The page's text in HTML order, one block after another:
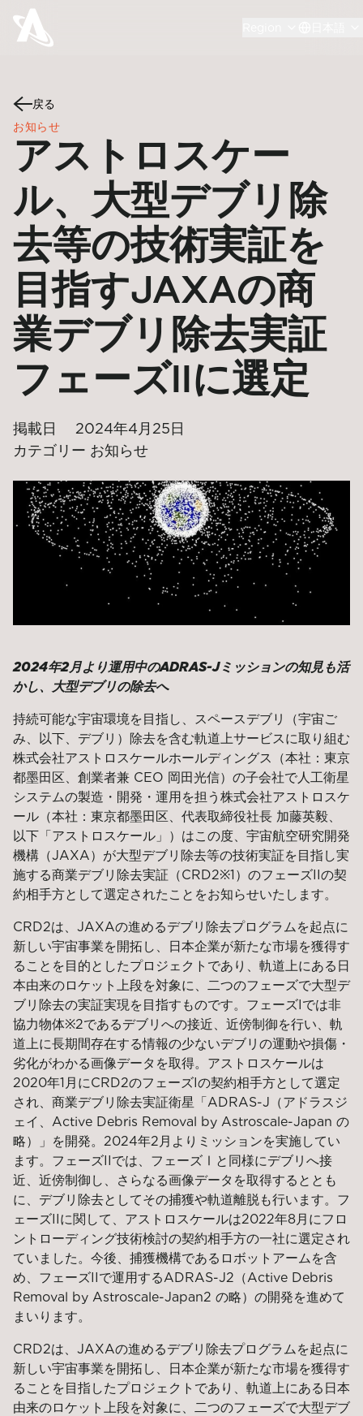
戻る
お知らせ
アストロスケー
ル、大型デブリ除
去等の技術実証を
目指すJAXAの商
業デブリ除去実証
フェーズIIに選定
掲載日
2024年4月25日
カテゴリー お知らせ
2024年2月より運用中のADRAS-Jミッションの知見も活
かし、大型デブリの除去へ
持続可能な宇宙環境を目指し、スペースデブリ（宇宙ご
み、以下、デブリ）除去を含む軌道上サービスに取り組む
株式会社アストロスケールホールディングス（本社：東京
都墨田区、創業者兼 CEO 岡田光信）の子会社で人工衛星
システムの製造・開発・運用を担う株式会社アストロスケ
ール（本社：東京都墨田区、代表取締役社長 加藤英毅、
以下「アストロスケール」）はこの度、宇宙航空研究開発
機構（JAXA）が大型デブリ除去等の技術実証を目指し実
施する商業デブリ除去実証（CRD2※1）のフェーズIIの契
約相手方として選定されたことをお知らせいたします。
CRD2は、JAXAの進めるデブリ除去プログラムを起点に
新しい宇宙事業を開拓し、日本企業が新たな市場を獲得す
ることを目的としたプロジェクトであり、軌道上にある日
本由来のロケット上段を対象に、二つのフェーズで大型デ
ブリ除去の実証実現を目指すものです。フェーズIでは非
協力物体※2であるデブリへの接近、近傍制御を行い、軌
道上に長期間存在する情報の少ないデブリの運動や損傷・
劣化がわかる画像データを取得。アストロスケールは
2020年1月にCRD2のフェーズIの契約相手方として選定
され、商業デブリ除去実証衛星「ADRAS-J（アドラスジ
ェイ、Active Debris Removal by Astroscale-Japan の
略）」を開発。2024年2月よりミッションを実施してい
ます。フェーズIIでは、フェーズⅠと同様にデブリへ接
近、近傍制御し、さらなる画像データを取得するととも
に、デブリ除去としてその捕獲や軌道離脱も行います。フ
ェーズIIに関して、アストロスケールは2022年8月にフロ
ントローディング技術検討の契約相手方の一社に選定され
ていました。今後、捕獲機構であるロボットアームを含
め、フェーズIIで運用するADRAS-J2（Active Debris
Removal by Astroscale-Japan2 の略）の開発を進めて
まいります。
CRD2は、JAXAの進めるデブリ除去プログラムを起点に
新しい宇宙事業を開拓し、日本企業が新たな市場を獲得す
ることを目指したプロジェクトであり、軌道上にある日本
由来のロケット上段を対象に、二つのフェーズで大型デブ